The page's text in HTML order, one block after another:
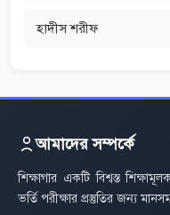
হাদীস শরীফ
আমাদের সম্পর্কে
শিক্ষাগার একটি বিশ্বস্ত
ভর্তি পরীক্ষার প্রস্তুতির জন্য